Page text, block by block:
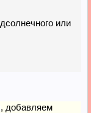
или
добавляем